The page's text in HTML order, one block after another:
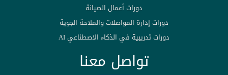
دورات أعمال الصيانة
دورات إدارة المواصلات والملاحة الجوية
دورات تدريبية في الذكاء الاصطناعي AI
تواصل معنا